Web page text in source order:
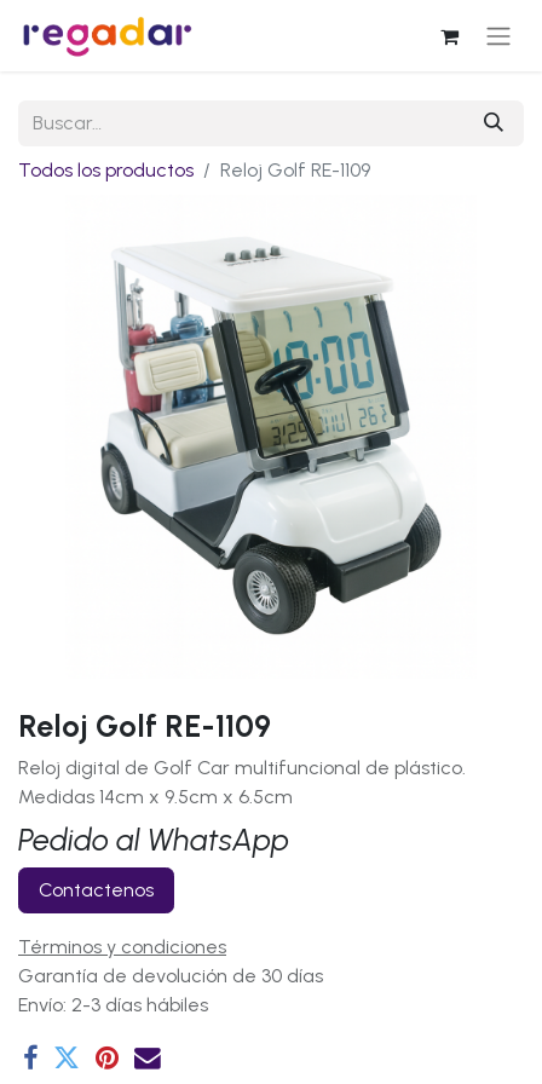
Todos los productos Reloj Golf RE-1109
Reloj Golf RE-1109
Reloj digital de Golf Car multifuncional de plástico.
Medidas 14cm x 9.5cm x 6.5cm
Pedido al WhatsApp
Contactenos
Términos y condiciones
Garantía de devolución de 30 días
Envío: 2-3 días hábiles